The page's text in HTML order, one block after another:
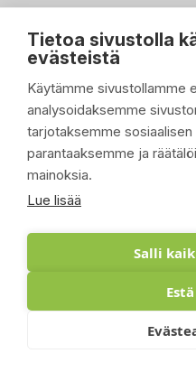
Tietoa sivustolla
evästeistä
Käytämme sivustollamme
analysoidaksemme
tarjotaksemme
parantaaksemme ja
mainoksia.
Lue lisää
Salli
PIKALINKIT
TUOTTEET
© 2026 - Suomen Siisti Piha